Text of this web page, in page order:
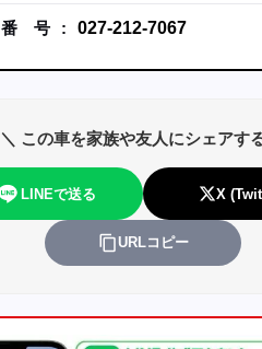
番 号 027-212-7067
＼ この車を家族や友人にシェアす
LINEで送る X
URLコピー